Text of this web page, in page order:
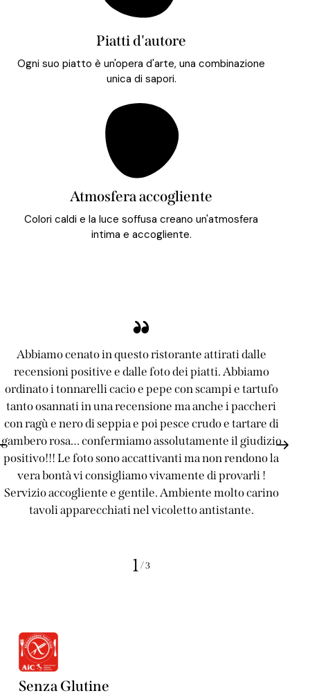
Piatti d'autore
Ogni suo piatto è un'opera d'arte, una combinazione
unica di sapori.
Atmosfera accogliente
Colori caldi e la luce soffusa creano un'atmosfera
intima e accogliente.
Abbiamo cenato in questo ristorante attirati dalle
recensioni positive e dalle foto dei piatti. Abbiamo
ordinato i tonnarelli cacio e pepe con scampi e tartufo
tanto osannati in una recensione ma anche i paccheri
con ragù e nero di seppia e poi pesce crudo e tartare di
gambero rosa… confermiamo assolutamente il giudizio
positivo!!! Le foto sono accattivanti ma non rendono la
vera bontà vi consigliamo vivamente di provarli !
Servizio accogliente e gentile. Ambiente molto carino
tavoli apparecchiati nel vicoletto antistante.
1 /3
Senza Glutine